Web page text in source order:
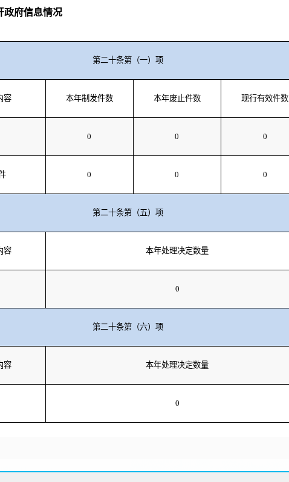
政府信息情况
第二十条第（一）项
容 本年制发件数 本年废止件数 现行有效件数
0 0 0
0 0 0
第二十条第（五）项
容 本年处理决定数量
0
第二十条第（六）项
容 本年处理决定数量
0